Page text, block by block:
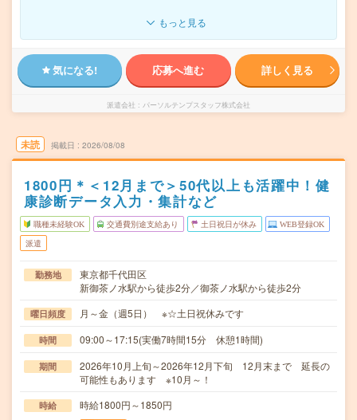
もっと見る
気になる! 応募へ進む 詳しく見る
派遣会社 パーソルテンプスタッフ株式会社
未読 掲載日 2026/08/08
1800円＊＜12月まで＞50代以上も活躍中！健
康診断データ入力・集計など
職種未経験OK 交通費別途支給あり 土日祝日が休み WEB登録OK
派遣
勤務地
東京都千代田区
新御茶ノ水駅から徒歩2分／御茶ノ水駅から徒歩2分
曜日頻度 月～金（週5日） ※☆土日祝休みです
時間 09:00～17:15(実働7時間15分 休憩1時間)
期間
2026年10月上旬～2026年12月下旬 12月末まで 延長の
可能性もあります ※10月～！
時給 時給1800円～1850円